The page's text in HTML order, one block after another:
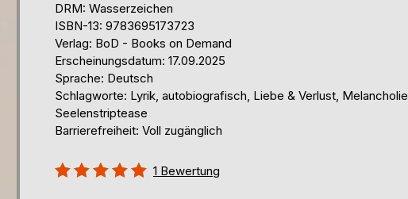
DRM: Wasserzeichen
ISBN-13: 9783695173723
Verlag: BoD - Books on Demand
Erscheinungsdatum: 17.09.2025
Sprache: Deutsch
Schlagworte: Lyrik, autobiografisch, Liebe & Verlust, Melancholie,
Seelenstriptease
Barrierefreiheit: Voll zugänglich
Bewertung::
1 Bewertung